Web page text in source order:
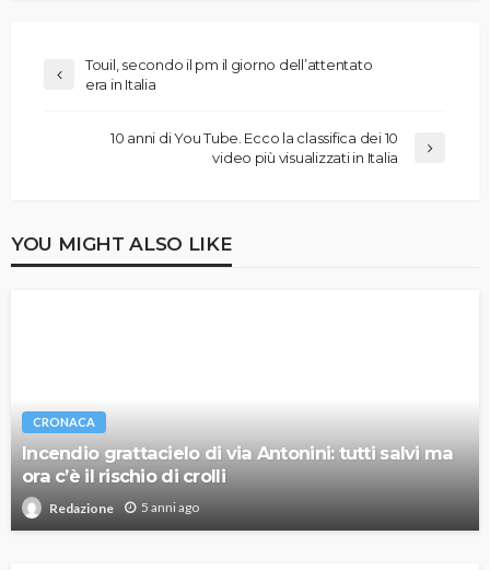
Touil, secondo il pm il giorno dell’attentato
era in Italia
10 anni di You Tube. Ecco la classifica dei 10
video più visualizzati in Italia
YOU MIGHT ALSO LIKE
CRONACA
Incendio grattacielo di via Antonini: tutti salvi ma
ora c’è il rischio di crolli
Redazione 5 anni ago